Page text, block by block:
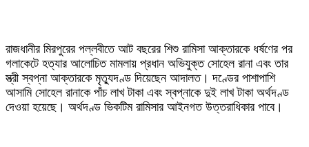
রাজধানীর মিরপুরের পল্লবীতে আট বছরের শিশু রামিসা আক্তারকে ধর্ষণের পর
গলাকেটে হত্যার আলোচিত মামলায় প্রধান অভিযুক্ত সোহেল রানা এবং তার
স্ত্রী স্বপ্না আক্তারকে মৃত্যুদণ্ড দিয়েছেন আদালত। দণ্ডের পাশাপাশি
আসামি সোহেল রানাকে পাঁচ লাখ টাকা এবং স্বপ্নাকে দুই লাখ টাকা অর্থদণ্ড
দেওয়া হয়েছে। অর্থদণ্ড ভিকটিম রামিসার আইনগত উত্তরাধিকার পাবে।